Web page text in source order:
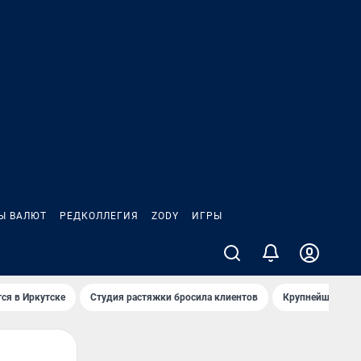
ВАЛЮТ РЕДКОЛЛЕГИЯ ZODY ИГРЫ
в Иркутске Студия растяжки бросила клиентов Крупнейшие